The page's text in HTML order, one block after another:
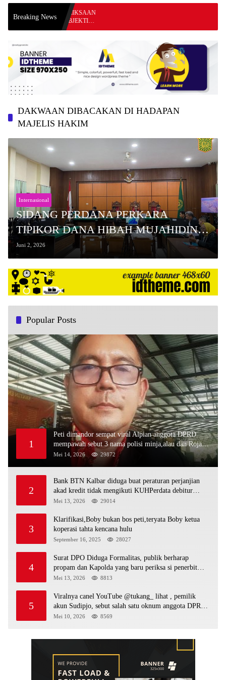
Breaking News
PEMERIKSAAN
OBJEKTIF,
YANG
KEJARI SEKADAU
DAKWAAN DIBACAKAN DI HADAPAN
MAJELIS HAKIM
Internasional
SIDANG PERDANA PERKARA
TIPIKOR DANA HIBAH MUJAHIDIN,
DAKWAAN DIBACAKAN DI
HADAPAN MAJELIS HAKIM
Juni 2, 2026
Popular Posts
1
Peti dimandor sempat viral Alpian anggota DPRD
mempawah sebut 3 nama polisi minja,alau dan Rojali
sebagai bos peti,Bahkan ada alat berat excavator
Mei 14, 2026 29872
2
Bank BTN Kalbar diduga buat peraturan perjanjian
akad kredit tidak mengikuti KUHPerdata debitur
awam di bentur dengan aturan diduga tanpa dasar
Mei 13, 2026 29014
3
Klarifikasi,Boby bukan bos peti,teryata Boby ketua
koperasi tahta kencana hulu
September 16, 2025 28027
4
Surat DPO Diduga Formalitas, publik berharap
propam dan Kapolda yang baru periksa si penerbit
surat serta Aph diduga lepaskan DPO
Mei 13, 2026 8813
5
Viralnya canel YouTube @tukang_ lihat , pemilik
akun Sudipjo, sebut salah satu oknum anggota DPRD
mempawah terlibat sebagai cukong peti Kapolda yang
Mei 10, 2026 8569